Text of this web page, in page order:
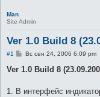
Man
Site Admin
Ver 1.0 Build 8
#1
С
о
е
Вс сен 24, 2006 6:09 pm
Ver 1.0 Build 8
1. В интерфейс